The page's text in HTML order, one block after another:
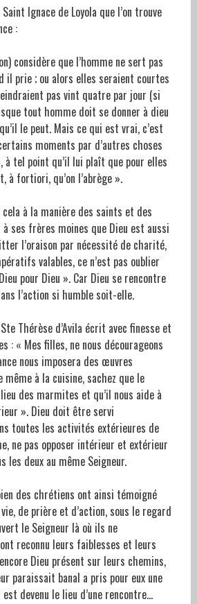
Ignace de Loyola que l’on trouve
:
considère que l’homme ne sert pas
il prie ; ou alors elles seraient courtes
pas vint quatre par jour (si
tout homme doit se donner à dieu
le peut. Mais ce qui est vrai, c’est
moments par d’autres choses
à tel point qu’il lui plaît que pour elles
à fortiori, qu’on l’abrège ».
à la manière des saints et des
ses frères moines que Dieu est aussi
l’oraison par nécessité de charité,
valables, ce n’est pas oublier
pour Dieu ». Car Dieu se rencontre
l’action si humble soit-elle.
Thérèse d’Avila écrit avec finesse et
: « Mes filles, ne nous décourageons
nous imposera des œuvres
à la cuisine, sachez que le
des marmites et qu’il nous aide à
». Dieu doit être servi
toutes les activités extérieures de
ne pas opposer intérieur et extérieur
les deux au même Seigneur.
des chrétiens ont ainsi témoigné
de prière et d’action, sous le regard
le Seigneur là où ils ne
reconnu leurs faiblesses et leurs
Dieu présent sur leurs chemins,
paraissait banal a pris pour eux une
devenu le lieu d’une rencontre…